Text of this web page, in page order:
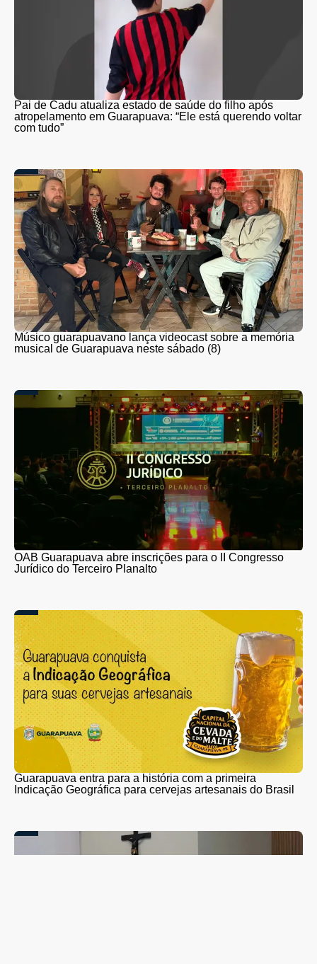
Pai de Cadu atualiza estado de saúde do filho após
atropelamento em Guarapuava: “Ele está querendo voltar
com tudo”
Músico guarapuavano lança videocast sobre a memória
musical de Guarapuava neste sábado (8)
OAB Guarapuava abre inscrições para o II Congresso
Jurídico do Terceiro Planalto
Guarapuava entra para a história com a primeira
Indicação Geográfica para cervejas artesanais do Brasil